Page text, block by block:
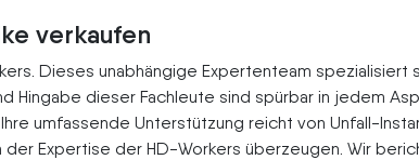
verkaufen
Dieses unabhängige Expertenteam spezialisiert
Hingabe dieser Fachleute sind spürbar in jedem
umfassende Unterstützung reicht von Unfall-
Expertise der HD-Workers überzeugen. Wir